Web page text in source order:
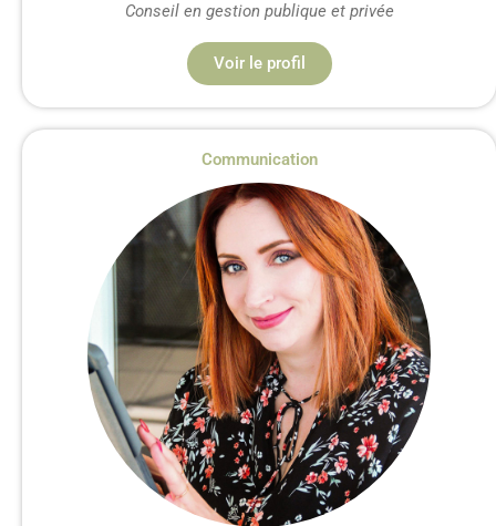
Conseil en gestion publique et privée
Voir le profil
Communication